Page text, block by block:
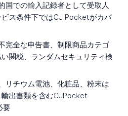
国での輸入記録者として受取人
ス条件下ではCJ Packetがカバ
完全な申告書、制限商品カテゴ
関税、ランダムセキュリティ検
リチウム電池、化粧品、粉末は
出書類を含むCJPacket
要